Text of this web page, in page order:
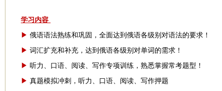
学习内容
▶ 俄语语法熟练和巩固，全面达到俄语各级别对语法的要求！
▶ 词汇扩充和补充，达到俄语各级别对单词的需求！
▶ 听力、口语、阅读、写作专项训练，熟悉掌握常考题型！
▶ 真题模拟冲刺，听力、口语、阅读、写作押题